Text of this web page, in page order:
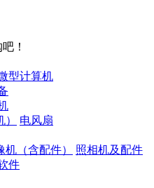
！
型计算机
电风扇
机（含配件）
照相机及配件
件